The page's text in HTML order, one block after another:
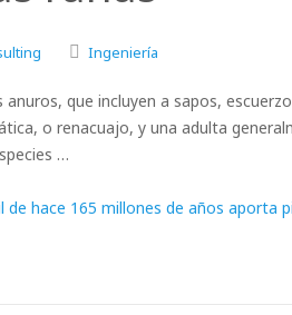
Ingeniería
que incluyen a sapos,
o renacuajo, y una adulta
…
de hace 165 millones de años aporta